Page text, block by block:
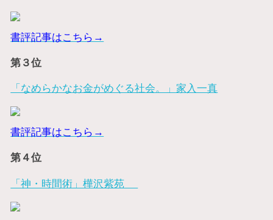
書評記事はこちら→
第３位
「なめらかなお金がめぐる社会。」家入一真
書評記事はこちら→
第４位
「神・時間術」樺沢紫苑